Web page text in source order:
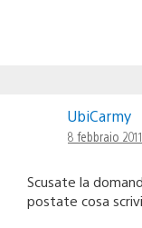
UbiCarmy
8 febbraio
Scusate la
postate cosa